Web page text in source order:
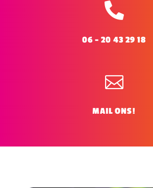

06 - 20 43 29 18

MAIL ONS!